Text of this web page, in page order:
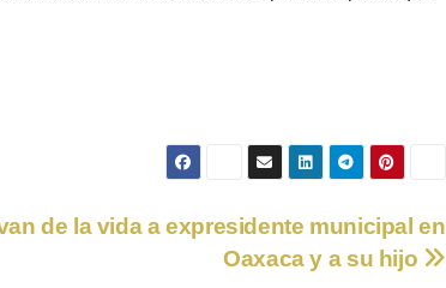
de la vida a expresidente municipal en
Oaxaca y a su hijo